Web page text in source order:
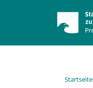
Startseite